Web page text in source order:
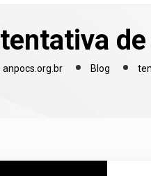
tentativa
anpocs.org.br Blog